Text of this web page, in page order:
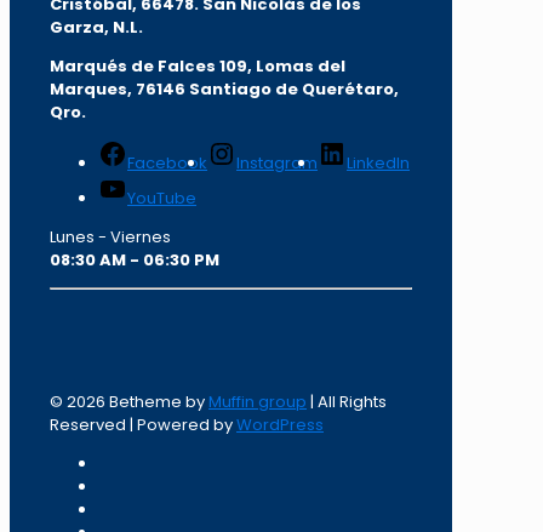
Garza, N.L.
Marqués de Falces 109, Lomas del
Marques, 76146 Santiago de Querétaro,
Qro.
Facebook Instagram
LinkedIn
YouTube
Lunes - Viernes
08:30 AM - 06:30 PM
© 2026 Betheme by Muffin group | All Rights
Reserved | Powered byWordPress